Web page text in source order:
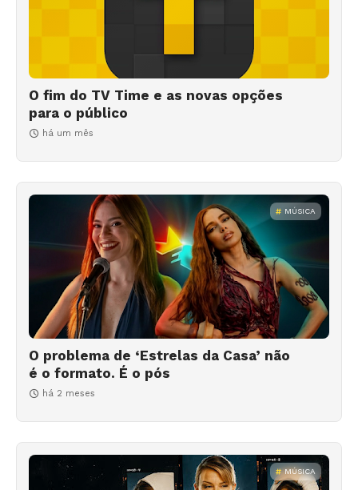
O fim do TV Time e as novas opções
para o público
há um mês
MÚSICA
O problema de ‘Estrelas da Casa’ não
é o formato. É o pós
há 2 meses
MÚSICA